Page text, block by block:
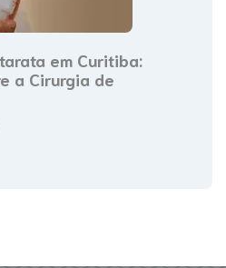
em Curitiba:
a Cirurgia de